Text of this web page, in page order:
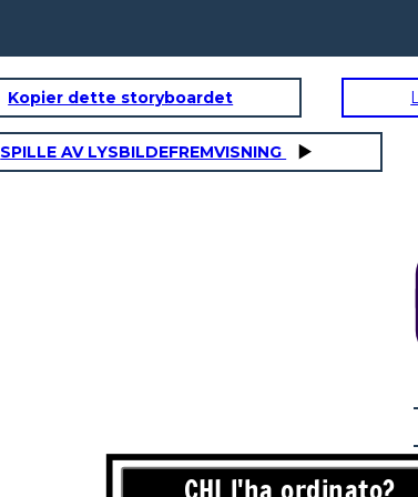
Kopier dette storyboardet
SPILLE AV LYSBILDEFREMVISNING